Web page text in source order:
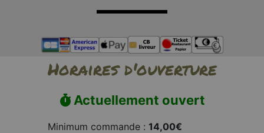
Horaires d'ouverture
Actuellement ouvert
Minimum commande : 14,00€